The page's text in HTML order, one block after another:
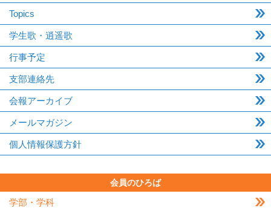
Topics
学生歌・逍遥歌
行事予定
支部連絡先
会報アーカイブ
メールマガジン
個人情報保護方針
会員のひろば
学部・学科